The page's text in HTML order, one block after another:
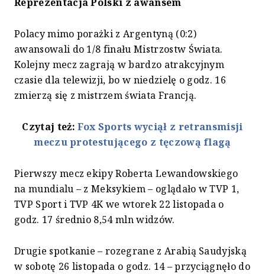
Polacy mimo porażki z Argentyną (0:2)
awansowali do 1/8 finału Mistrzostw Świata.
Kolejny mecz zagrają w bardzo atrakcyjnym
czasie dla telewizji, bo w niedzielę o godz. 16
zmierzą się z mistrzem świata Francją.
Czytaj też:Fox Sports wyciął z retransmisji
meczu protestującego z tęczową flagą
Pierwszy mecz ekipy Roberta Lewandowskiego
na mundialu – z Meksykiem – oglądało w TVP 1,
TVP Sport i TVP 4K we wtorek 22 listopada o
godz. 17 średnio 8,54 mln widzów.
Drugie spotkanie – rozegrane z Arabią Saudyjską
w sobotę 26 listopada o godz. 14 – przyciągnęło do